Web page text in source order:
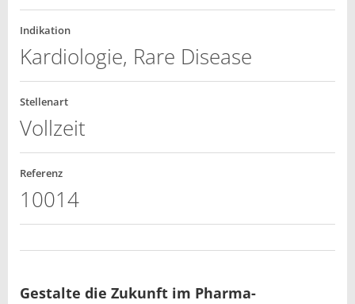
Indikation
Kardiologie, Rare Disease
Stellenart
Vollzeit
Referenz
10014
Gestalte die Zukunft im Pharma-